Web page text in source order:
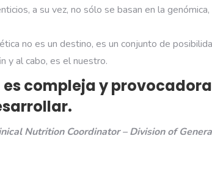
a su vez, no sólo se basan en la
no es un destino, es un conjunto de
y al cabo, es el nuestro.
compleja y
Nutrition Coordinator – Division of